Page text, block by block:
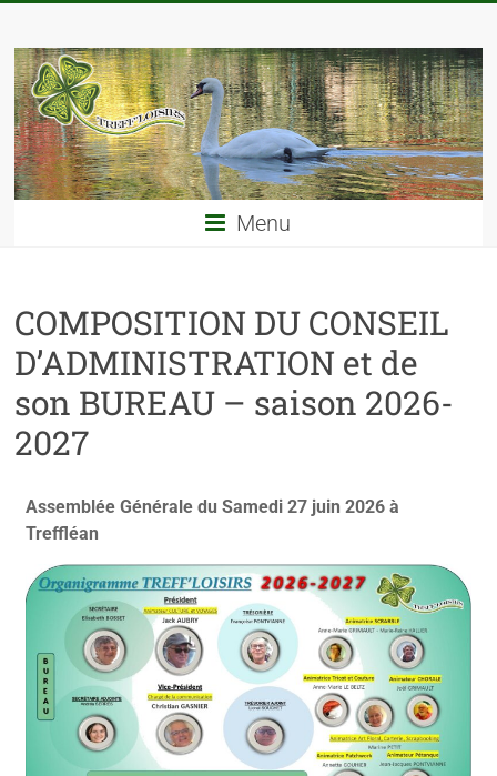
Menu
COMPOSITION DU CONSEIL
D’ADMINISTRATION et de
son BUREAU – saison 2026-
2027
Assemblée Générale du Samedi 27 juin 2026 à
Treffléan